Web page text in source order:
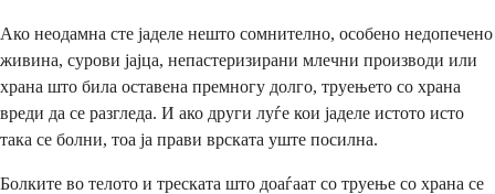
Ако неодамна сте јаделе нешто сомнително, особено недопечено
живина, сурови јајца, непастеризирани млечни производи или
храна што била оставена премногу долго, труењето со храна
вреди да се разгледа. И ако други луѓе кои јаделе истото исто
така се болни, тоа ја прави врската уште посилна.
Болките во телото и треската што доаѓаат со труење со храна се